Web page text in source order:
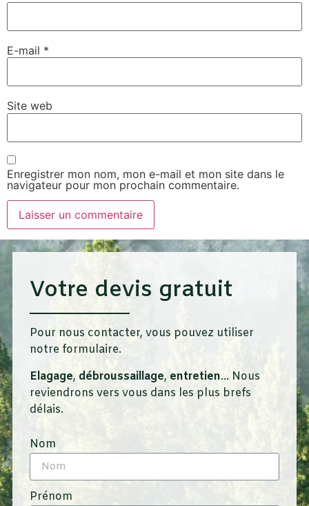
E-mail *
Site web
Enregistrer mon nom, mon e-mail et mon site dans le
navigateur pour mon prochain commentaire.
Votre devis gratuit
Pour nous contacter, vous pouvez utiliser
notre formulaire.
Elagage, débroussaillage, entretien… Nous
reviendrons vers vous dans les plus brefs
délais.
Nom
Prénom